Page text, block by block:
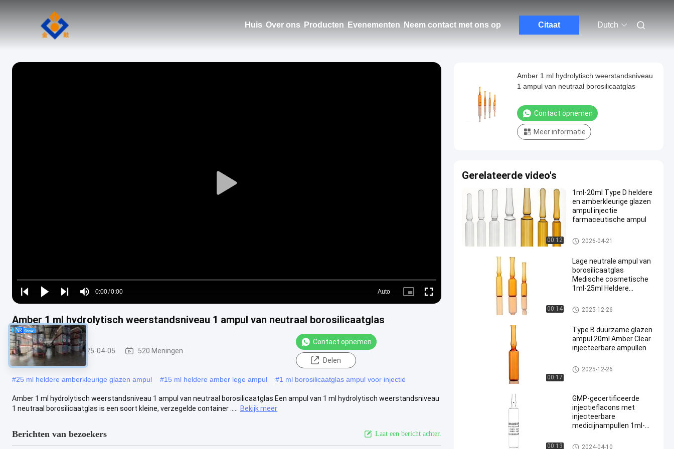
Huis Over ons Producten Evenementen Neem contact met ons op Citaat Dutch
Play
Play
Play
Play
Mute
Time
0:00/0:00
Loaded:
0%
Auto
Picture- Fullscreen
Amber 1 ml hydrolytisch weerstandsniveau 1 ampul van neutraal borosilicaatglas
glasampul 2025-04-05 520 Meningen
Contact opnemen
Delen
#25 ml heldere amberkleurige glazen ampul #15 ml heldere amber lege ampul #1 ml borosilicaatglas ampul voor injectie
Amber 1 ml hydrolytisch weerstandsniveau 1 ampul van neutraal borosilicaatglas Een ampul van 1 ml hydrolytisch weerstandsniveau
1 neutraal borosilicaatglas is een soort kleine, verzegelde container .....
Bekijk meer
Berichten van bezoekers Laat een bericht achter.
Amber 1 ml hydrolytisch weerstandsniveau
1 ampul van neutraal borosilicaatglas
Contact opnemen
Meer informatie
Gerelateerde video's
00:12
1ml-20ml Type D heldere
en amberkleurige glazen
ampul injectie
farmaceutische ampul
glasampul
2026-04-21
00:14
Lage neutrale ampul van
borosilicaatglas
Medische cosmetische
1ml-25ml Heldere
glasampul
2025-12-26
00:17
Type B duurzame glazen
ampul 20ml Amber Clear
injecteerbare ampullen
glasampul
2025-12-26
00:13
GMP-gecertificeerde
injectieflacons met
injecteerbare
medicijnampullen 1ml-
glasampul
2024-04-10